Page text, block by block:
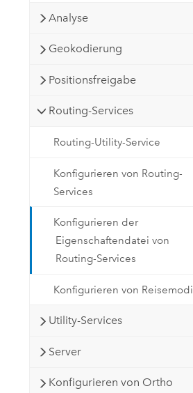
Analyse
Geokodierung
Positionsfreigabe
Routing-Services
Routing-Utility-Service
Konfigurieren von Routing-
Services
Konfigurieren der
Eigenschaftendatei von
Routing-Services
Konfigurieren von Reisemodi
Utility-Services
Server
Konfigurieren von Ortho